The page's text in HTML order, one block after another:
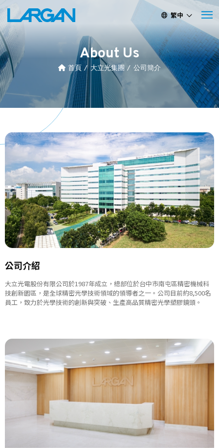
繁中
簡中
EN
About Us
首頁 大立光集團 公司簡介
公司介紹
大立光電股份有限公司於1987年成立，總部位於台中市南屯區精密機械科
技創新園區，是全球精密光學技術領域的領導者之一。公司目前約8,500名
員工，致力於光學技術的創新與突破、生產高品質精密光學塑膠鏡頭。